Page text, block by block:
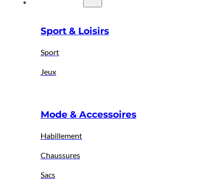
Sport & Loisirs
Sport
Jeux
Mode & Accessoires
Habillement
Chaussures
Sacs